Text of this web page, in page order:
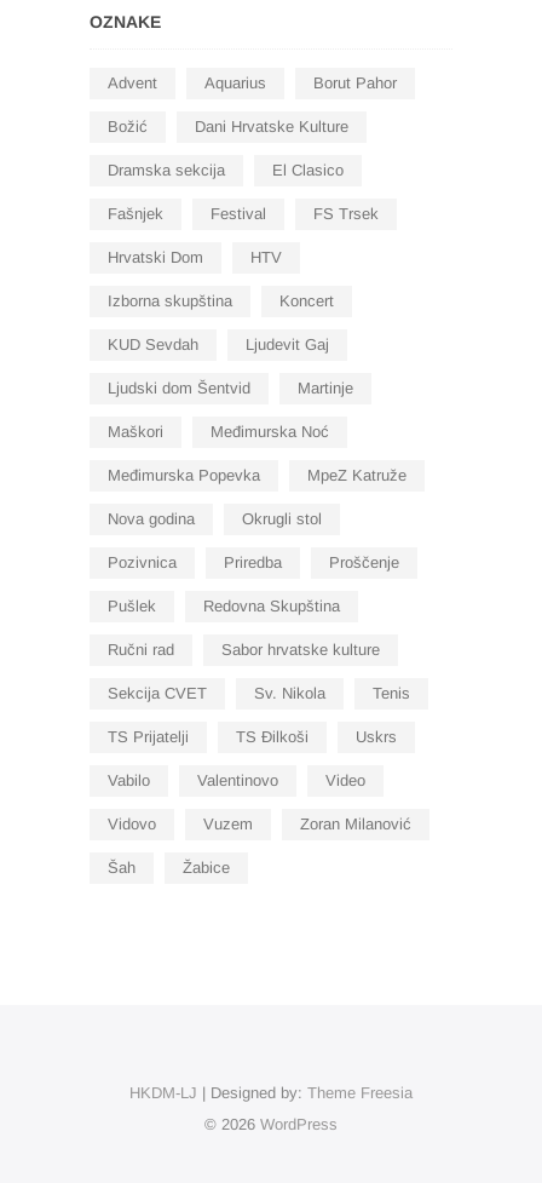
OZNAKE
Advent Aquarius Borut Pahor
Božić Dani Hrvatske Kulture
Dramska sekcija El Clasico
Fašnjek Festival FS Trsek
Hrvatski Dom HTV
Izborna skupština Koncert
KUD Sevdah Ljudevit Gaj
Ljudski dom Šentvid Martinje
Maškori Međimurska Noć
Međimurska Popevka MpeZ Katruže
Nova godina Okrugli stol
Pozivnica Priredba Proščenje
Pušlek Redovna Skupština
Ručni rad Sabor hrvatske kulture
Sekcija CVET Sv. Nikola Tenis
TS Prijatelji TS Đilkoši Uskrs
Vabilo Valentinovo Video
Vidovo Vuzem Zoran Milanović
Šah Žabice
HKDM-LJ | Designed by: Theme Freesia
© 2026 WordPress